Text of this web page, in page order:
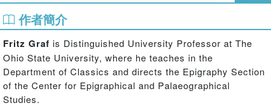
texts have reshaped our understanding of their purpose
and of the perceived afterlife.
The tablets belonged to those who had been initiated into
the mysteries of Dionysus Bacchius and relied heavily
upon myths narrated in poems ascribed to the mythical
singer Orpheus. After providing the Greek text and a
translation of all the available tablets, the authors analyze
作者簡介
Fritz Graf is Distinguished University Professor at The
Ohio State University, where he teaches in the
Department of Classics and directs the Epigraphy Section
of the Center for Epigraphical and Palaeographical
Studies.